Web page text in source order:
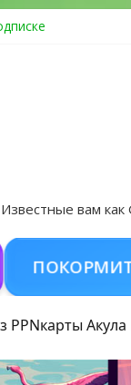
вам как
PPNкарты Акула